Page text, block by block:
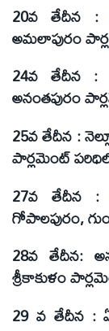
20వ తేదీన :
అమలాపురం
24వ తేదీన:
అనంతపురం
25వ తేదీన:
పార్లమెంట్‌
27వ తేదీన:
గోపాలపురం,
28వ తేదీన:
శ్రీకాకుళం
29 వ తేదీన: